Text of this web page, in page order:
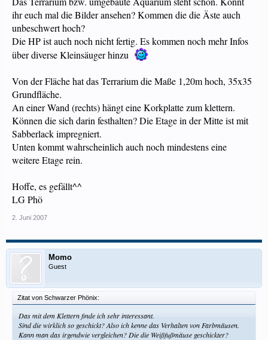
ihr euch mal die Bilder ansehen? Kommen die die Äste auch
unbeschwert hoch?
Die HP ist auch noch nicht fertig. Es kommen noch mehr Infos
über diverse Kleinsäuger hinzu
Von der Fläche hat das Terrarium die Maße 1,20m hoch, 35x35
Grundfläche.
An einer Wand (rechts) hängt eine Korkplatte zum klettern.
Können die sich darin festhalten? Die Etage in der Mitte ist mit
Sabberlack impregniert.
Unten kommt wahrscheinlich auch noch mindestens eine
weitere Etage rein.
Hoffe, es gefällt^^
LG Phö
2. Juni 2007
Momo
Guest
Zitat von Schwarzer Phönix:
Das mit dem Klettern finde ich sehr interessant.
Sind die wirklich so geschickt? Also ich kenne das Verhalten von Farbmäusen.
Kann man das irgendwie vergleichen? Die die Weißfußmäuse geschickter?